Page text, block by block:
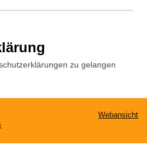
zu gelangen
Webansicht